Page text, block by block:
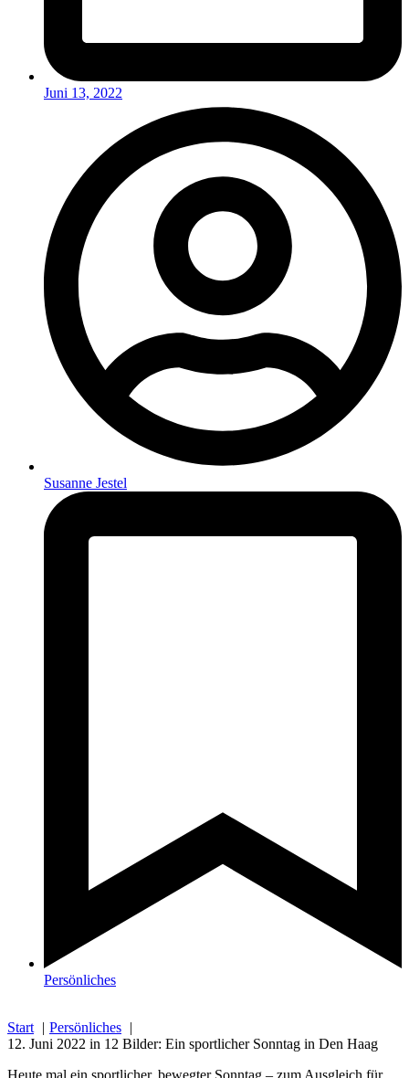
Juni 13, 2022
Susanne Jestel
Persönliches
Start
Persönliches
12. Juni 2022 in 12 Bilder: Ein sportlicher Sonntag in Den Haag